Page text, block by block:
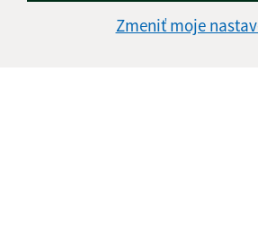
Zmeniť moje
Ochrana osobných